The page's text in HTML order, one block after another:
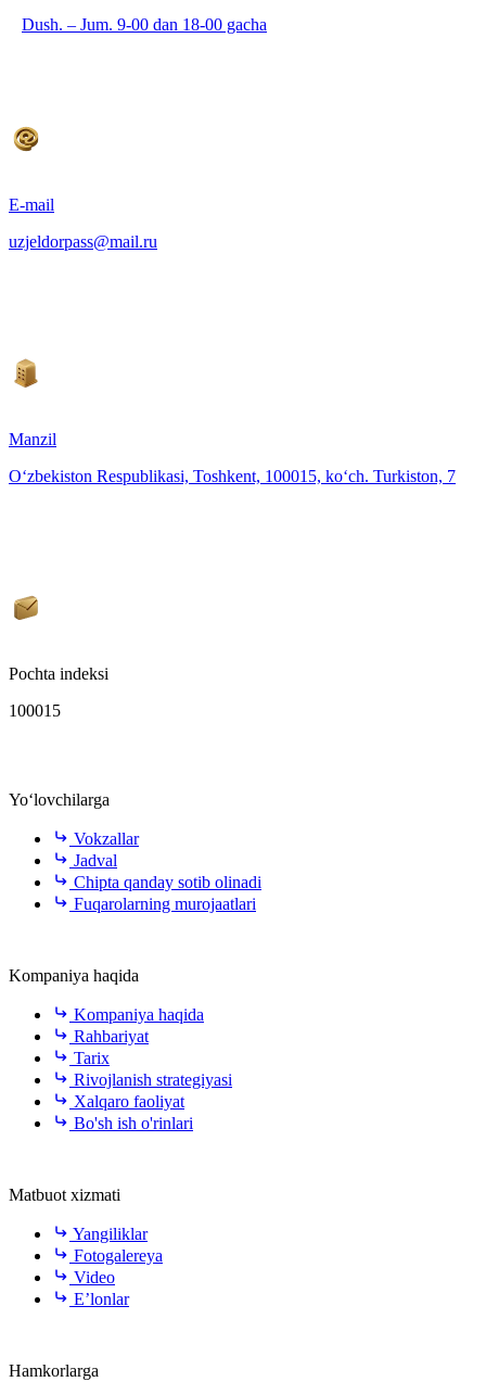
Dush. – Jum. 9-00 dan 18-00 gacha
E-mail
uzjeldorpass@mail.ru
Manzil
O‘zbekiston Respublikasi, Toshkent, 100015, ko‘ch. Turkiston, 7
Pochta indeksi
100015
Yo‘lovchilarga
Vokzallar
Jadval
Chipta qanday sotib olinadi
Fuqarolarning murojaatlari
Kompaniya haqida
Kompaniya haqida
Rahbariyat
Tarix
Rivojlanish strategiyasi
Xalqaro faoliyat
Bo'sh ish o'rinlari
Matbuot xizmati
Yangiliklar
Fotogalereya
Video
E’lonlar
Hamkorlarga